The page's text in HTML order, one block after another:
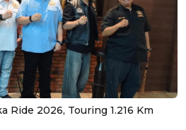
Ride 2026, Touring 1.216 Km